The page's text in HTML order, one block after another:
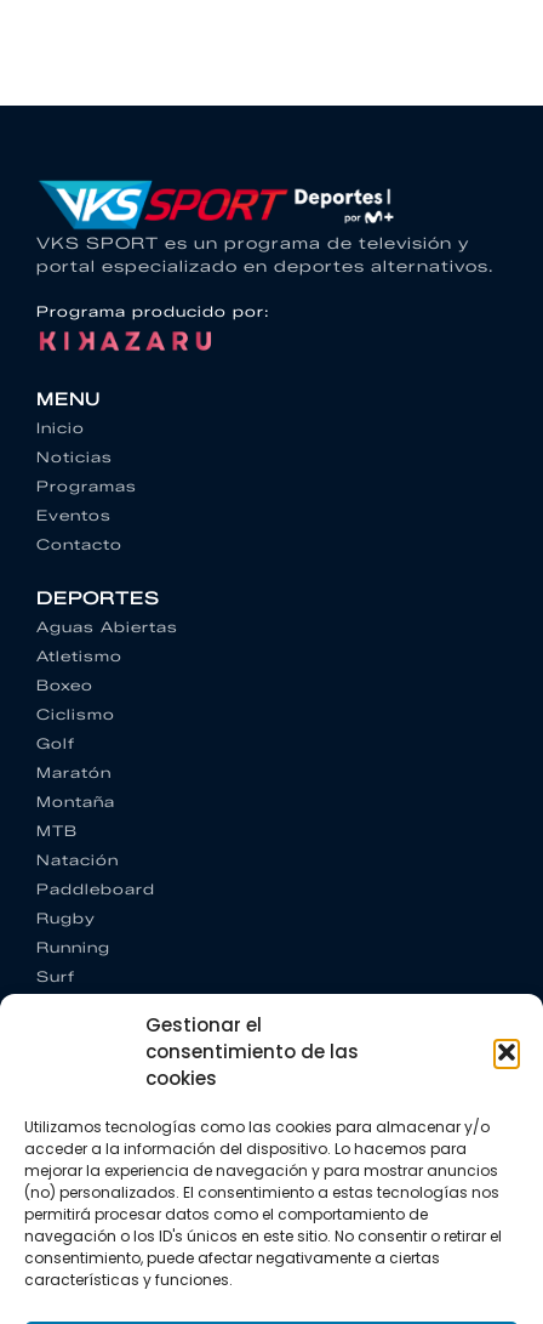
Gestionar el
consentimiento de las
cookies
Utilizamos tecnologías como las cookies para almacenar y/o
acceder a la información del dispositivo. Lo hacemos para
mejorar la experiencia de navegación y para mostrar anuncios
(no) personalizados. El consentimiento a estas tecnologías nos
permitirá procesar datos como el comportamiento de
navegación o los ID's únicos en este sitio. No consentir o retirar el
consentimiento, puede afectar negativamente a ciertas
características y funciones.
VKS SPORT es un programa de televisión y
portal especializado en deportes alternativos.
Programa producido por:
MENU
Inicio
Noticias
Programas
Eventos
Contacto
DEPORTES
Aguas Abiertas
Atletismo
Boxeo
Ciclismo
Golf
Maratón
Montaña
MTB
Natación
Paddleboard
Rugby
Running
Surf
CONTACTO
+34 662 342 177
info@vkssport.com
SÍGUENOS